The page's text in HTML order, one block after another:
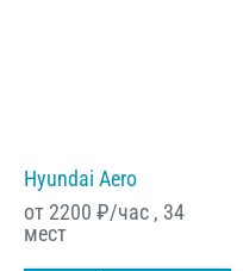
Hyundai Aero
от 2200 ₽/час , 34
мест